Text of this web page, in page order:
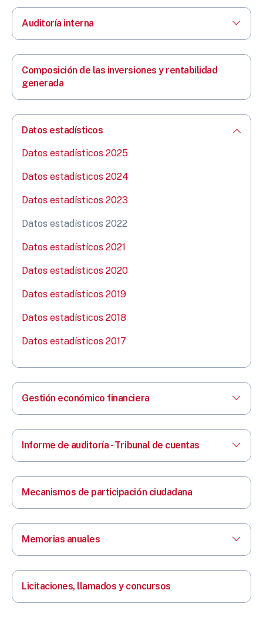
Auditoría interna
Composición de las inversiones y rentabilidad
generada
Datos estadísticos
Datos estadísticos 2025
Datos estadísticos 2024
Datos estadísticos 2023
Datos estadísticos 2022
Datos estadístícos 2021
Datos estadísticos 2020
Datos estadísticos 2019
Datos estadísticos 2018
Datos estadísticos 2017
Gestión económico financiera
Informe de auditoría - Tribunal de cuentas
Mecanismos de participación ciudadana
Memorias anuales
Licitaciones, llamados y concursos